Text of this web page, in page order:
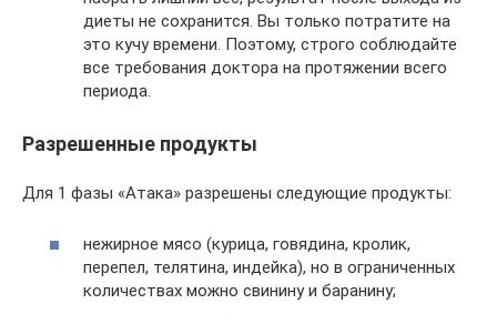
диеты не сохранится. Вы только потратите на
это кучу времени. Поэтому, строго соблюдайте
все требования доктора на протяжении всего
периода.
Разрешенные продукты
Для 1 фазы «Атака» разрешены следующие продукты:
нежирное мясо (курица, говядина, кролик,
перепел, телятина, индейка), но в ограниченных
количествах можно свинину и баранину;